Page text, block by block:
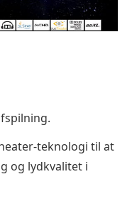
teknologi til at
og lydkvalitet i